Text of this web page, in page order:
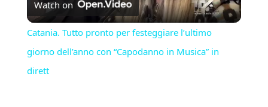
Video
Watch on
Catania. Tutto pronto per festeggiare l’ultimo
giorno dell’anno con “Capodanno in Musica” in
dirett